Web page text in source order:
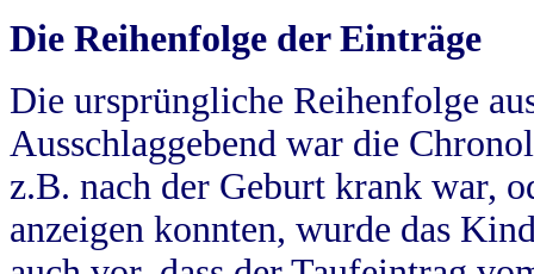
Die Reihenfolge der Einträge
Die ursprüngliche Reihenfolge
Ausschlaggebend war die
z.B. nach der Geburt krank war,
anzeigen konnten, wurde das